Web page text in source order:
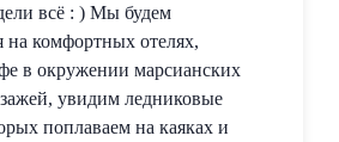
всё : ) Мы будем
на комфортных отелях,
в окружении марсианских
увидим ледниковые
поплаваем на каяках и